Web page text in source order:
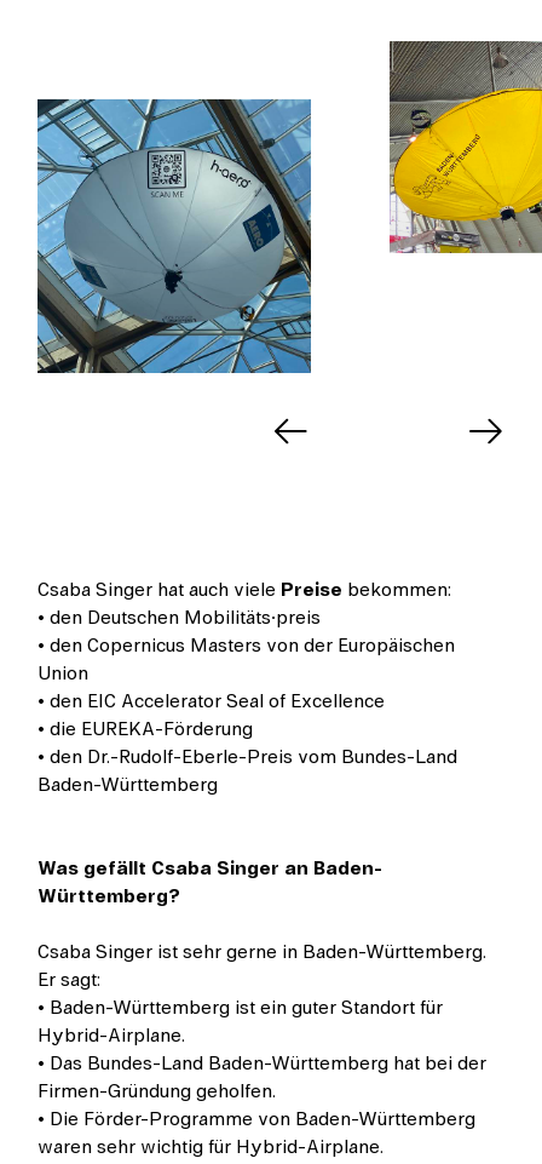
Csaba Singer hat auch viele Preise bekommen:
• den Deutschen Mobilitäts·preis
• den Copernicus Masters von der Europäischen
Union
• den EIC Accelerator Seal of Excellence
• die EUREKA-Förderung
• den Dr.-Rudolf-Eberle-Preis vom Bundes-Land
Baden-Württemberg
Was gefällt Csaba Singer an Baden-
Württemberg?
Csaba Singer ist sehr gerne in Baden-Württemberg.
Er sagt:
• Baden-Württemberg ist ein guter Standort für
Hybrid-Airplane.
• Das Bundes-Land Baden-Württemberg hat bei der
Firmen-Gründung geholfen.
• Die Förder-Programme von Baden-Württemberg
waren sehr wichtig für Hybrid-Airplane.